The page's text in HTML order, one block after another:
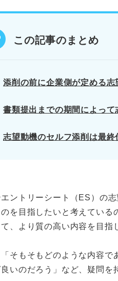
ドバイスを全て反映せず、独
削後もセルフ添削で構成、
る。
志望動機で高評価を得られる
無料でできる！ 志望動機を
この記事のまとめ
添削の前に企業側が定める
書類提出までの期間によっ
志望動機のセルフ添削は最
ントリーシート（ES）の
を目指したいと考えている
、より質の高い内容を目指
「そもそもどのような内容
いのだろう」など、疑問を